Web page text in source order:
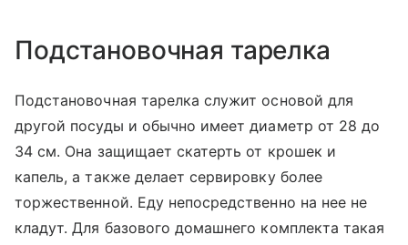
Подстановочная тарелка
Подстановочная тарелка служит основой для
другой посуды и обычно имеет диаметр от 28 до
34 см. Она защищает скатерть от крошек и
капель, а также делает сервировку более
торжественной. Еду непосредственно на нее не
кладут. Для базового домашнего комплекта такая